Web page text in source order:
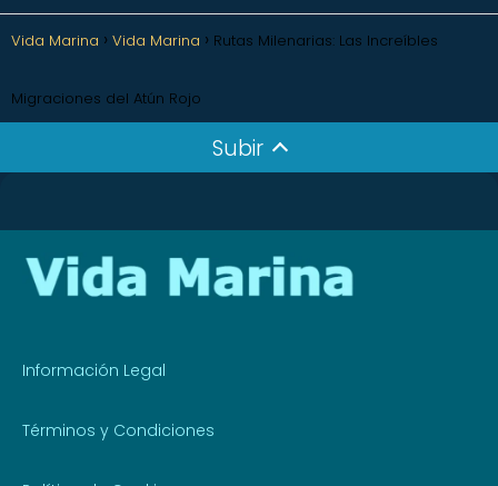
Vida Marina Vida Marina Rutas Milenarias: Las Increíbles
Migraciones del Atún Rojo
Subir
Información Legal
Términos y Condiciones